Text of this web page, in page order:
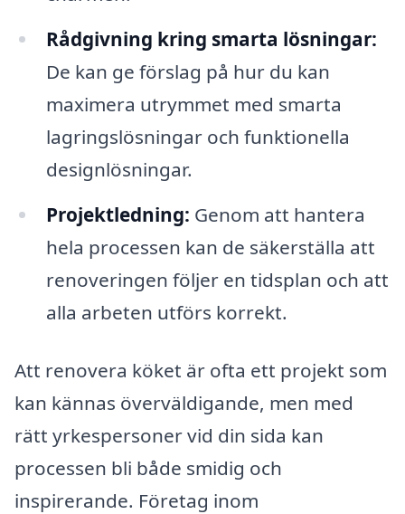
Rådgivning kring smarta lösningar:
De kan ge förslag på hur du kan
maximera utrymmet med smarta
lagringslösningar och funktionella
designlösningar.
Projektledning: Genom att hantera
hela processen kan de säkerställa att
renoveringen följer en tidsplan och att
alla arbeten utförs korrekt.
Att renovera köket är ofta ett projekt som
kan kännas överväldigande, men med
rätt yrkespersoner vid din sida kan
processen bli både smidig och
inspirerande. Företag inom